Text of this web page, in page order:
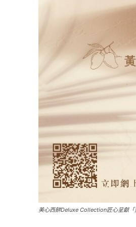
美心西餅Deluxe Collection匠心呈獻